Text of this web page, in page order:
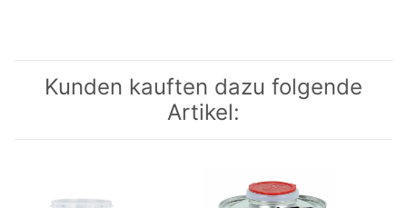
Kunden kauften dazu folgende
Artikel: